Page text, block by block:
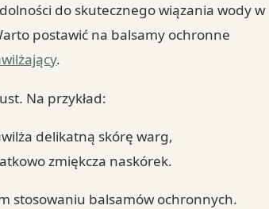
do skutecznego wiązania wody w
postawić na balsamy ochronne
.
Na przykład:
delikatną skórę warg,
zmiękcza naskórek.
stosowaniu balsamów ochronnych.